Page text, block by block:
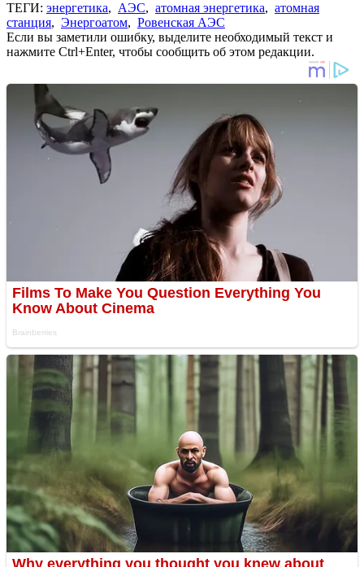
ТЕГИ: энергетика, АЭС, атомная энергетика, атомная
станция, Энергоатом, Ровенская АЭС
Если вы заметили ошибку, выделите необходимый текст и
нажмите Ctrl+Enter, чтобы сообщить об этом редакции.